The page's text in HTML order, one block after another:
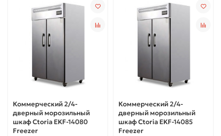
Коммерческий 2/4-
дверный морозильный
шкаф Ctoria EKF-14080
Freezer
Коммерческий 2/4-
дверный морозильный
шкаф Ctoria EKF-14085
Freezer